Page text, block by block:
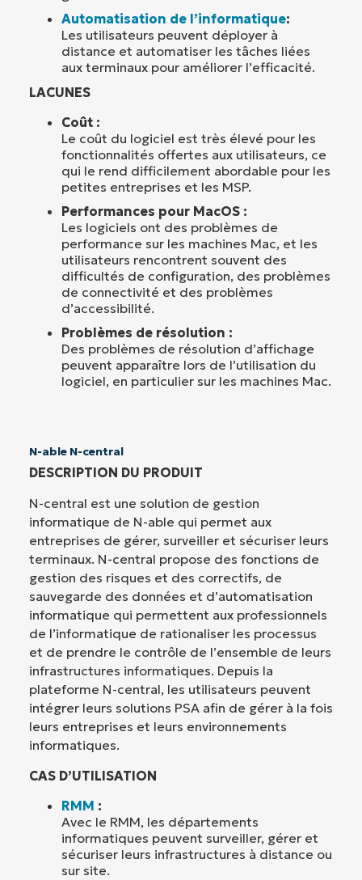
Automatisation de l’informatique:
Les utilisateurs peuvent déployer à
distance et automatiser les tâches liées
aux terminaux pour améliorer l’efficacité.
LACUNES
Coût :
Le coût du logiciel est très élevé pour les
fonctionnalités offertes aux utilisateurs, ce
qui le rend difficilement abordable pour les
petites entreprises et les MSP.
Performances pour MacOS :
Les logiciels ont des problèmes de
performance sur les machines Mac, et les
utilisateurs rencontrent souvent des
difficultés de configuration, des problèmes
de connectivité et des problèmes
d’accessibilité.
Problèmes de résolution :
Des problèmes de résolution d’affichage
peuvent apparaître lors de l’utilisation du
logiciel, en particulier sur les machines Mac.
N-able N-central
DESCRIPTION DU PRODUIT
N-central est une solution de gestion
informatique de N-able qui permet aux
entreprises de gérer, surveiller et sécuriser leurs
terminaux. N-central propose des fonctions de
gestion des risques et des correctifs, de
sauvegarde des données et d’automatisation
informatique qui permettent aux professionnels
de l’informatique de rationaliser les processus
et de prendre le contrôle de l’ensemble de leurs
infrastructures informatiques. Depuis la
plateforme N-central, les utilisateurs peuvent
intégrer leurs solutions PSA afin de gérer à la fois
leurs entreprises et leurs environnements
informatiques.
CAS D’UTILISATION
RMM :
Avec le RMM, les départements
informatiques peuvent surveiller, gérer et
sécuriser leurs infrastructures à distance ou
sur site.